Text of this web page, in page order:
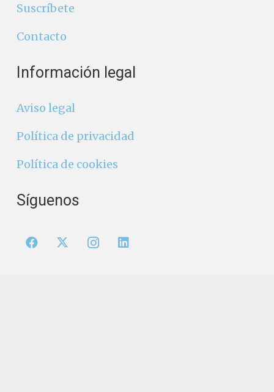
Suscríbete
Contacto
Información legal
Aviso legal
Política de privacidad
Política de cookies
Síguenos